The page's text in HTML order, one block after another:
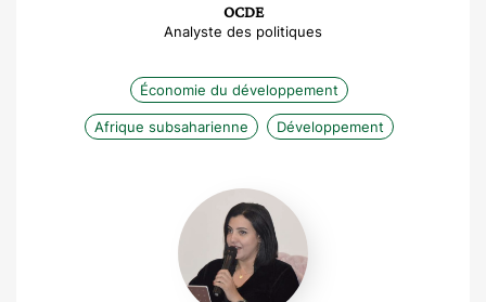
OCDE
Analyste des politiques
Économie du développement
Afrique subsaharienne Développement
Imane
Ennabili